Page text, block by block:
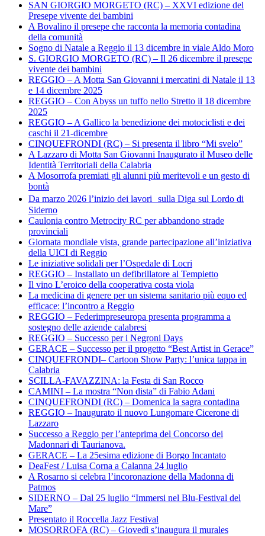
SAN GIORGIO MORGETO (RC) – XXVI edizione del
Presepe vivente dei bambini
A Bovalino il presepe che racconta la memoria contadina
della comunità
Sogno di Natale a Reggio il 13 dicembre in viale Aldo Moro
S. GIORGIO MORGETO (RC) – Il 26 dicembre il presepe
vivente dei bambini
REGGIO – A Motta San Giovanni i mercatini di Natale il 13
e 14 dicembre 2025
REGGIO – Con Abyss un tuffo nello Stretto il 18 dicembre
2025
REGGIO – A Gallico la benedizione dei motociclisti e dei
caschi il 21-dicembre
CINQUEFRONDI (RC) – Si presenta il libro “Mi svelo”
A Lazzaro di Motta San Giovanni Inaugurato il Museo delle
Identità Territoriali della Calabria
A Mosorrofa premiati gli alunni più meritevoli e un gesto di
bontà
Da marzo 2026 l’inizio dei lavori sulla Diga sul Lordo di
Siderno
Caulonia contro Metrocity RC per abbandono strade
provinciali
Giornata mondiale vista, grande partecipazione all’iniziativa
della UICI di Reggio
Le iniziative solidali per l’Ospedale di Locri
REGGIO – Installato un defibrillatore al Tempietto
Il vino L’eroico della cooperativa costa viola
La medicina di genere per un sistema sanitario più equo ed
efficace: l’incontro a Reggio
REGGIO – Federimpreseuropa presenta programma a
sostegno delle aziende calabresi
REGGIO – Successo per i Negroni Days
GERACE – Successo per il progetto “Best Artist in Gerace”
CINQUEFRONDI– Cartoon Show Party: l’unica tappa in
Calabria
SCILLA-FAVAZZINA: la Festa di San Rocco
CAMINI – La mostra “Non dista” di Fabio Adani
CINQUEFRONDI (RC) – Domenica la sagra contadina
REGGIO – Inaugurato il nuovo Lungomare Cicerone di
Lazzaro
Successo a Reggio per l’anteprima del Concorso dei
Madonnari di Taurianova.
GERACE – La 25esima edizione di Borgo Incantato
DeaFest / Luisa Corna a Calanna 24 luglio
A Rosarno si celebra l’incoronazione della Madonna di
Patmos
SIDERNO – Dal 25 luglio “Immersi nel Blu-Festival del
Mare”
Presentato il Roccella Jazz Festival
MOSORROFA (RC) – Giovedì s’inaugura il murales